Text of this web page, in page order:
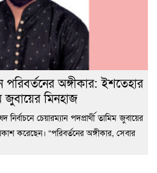
পরিবর্তনের অঙ্গীকার: ইশতেহার
মিনহাজ
চেয়ারম্যান পদপ্রার্থী তামিম জুবায়ের
করেছেন। “পরিবর্তনের অঙ্গীকার, সেবার